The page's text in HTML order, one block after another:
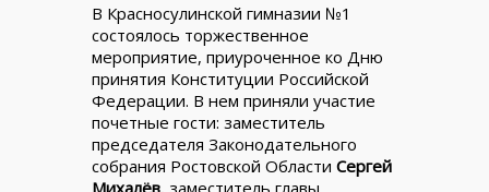
В Красносулинской гимназии №1
состоялось торжественное
мероприятие, приуроченное ко Дню
принятия Конституции Российской
Федерации. В нем приняли участие
почетные гости: заместитель
председателя Законодательного
собрания Ростовской Области Сергей
Михалёв, заместитель главы